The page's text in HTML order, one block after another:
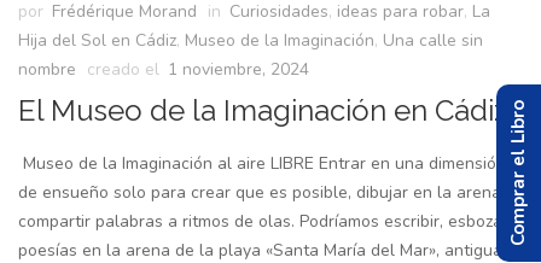
por Frédérique Morand in Curiosidades, ideas para robar, La
Hija del Sol en Cádiz, Museo de la Imaginación, Una calle sin
nombre creado el 1 noviembre, 2024
El Museo de la Imaginación en Cádiz
Museo de la Imaginación al aire LIBRE Entrar en una dimensión
de ensueño solo para crear que es posible, dibujar en la arena,
compartir palabras a ritmos de olas. Podríamos escribir, esbozar
poesías en la arena de la playa «Santa María del Mar», antigua
Comprar el Libro